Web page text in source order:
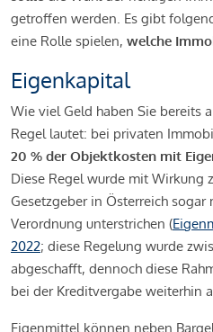
getroffen werden. Es gibt
eine Rolle spielen, welche
Eigenkapital
Wie viel Geld haben Sie bereits
Regel lautet: bei privaten
20 % der Objektkosten mit
Diese Regel wurde mit Wirkung
Gesetzgeber in Österreich
Verordnung unterstrichen (
2022; diese Regelung wurde
abgeschafft, dennoch diese
bei der Kreditvergabe weiterhin
Eigenmittel können neben